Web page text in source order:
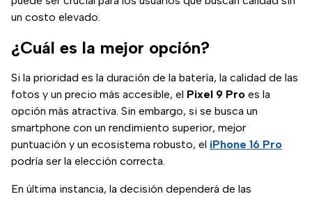
un costo elevado.
¿Cuál es la mejor opción?
Si la prioridad es la duración de la batería, la calidad de las
fotos y un precio más accesible, el Pixel 9 Pro es la
opción más atractiva. Sin embargo, si se busca un
smartphone con un rendimiento superior, mejor
puntuación y un ecosistema robusto, el iPhone 16 Pro
podría ser la elección correcta.
En última instancia, la decisión dependerá de las